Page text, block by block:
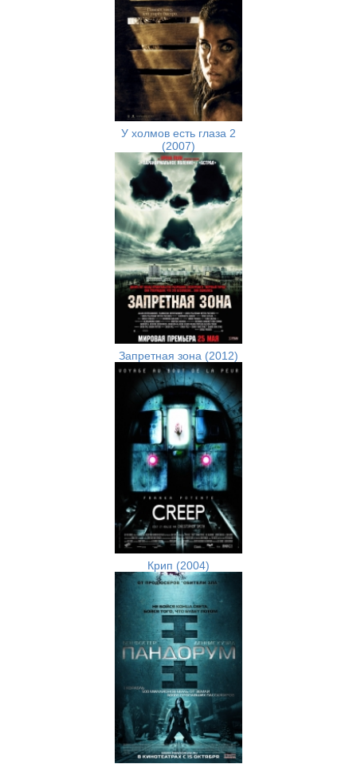
У холмов есть глаза 2
(2007)
Запретная зона (2012)
Крип (2004)